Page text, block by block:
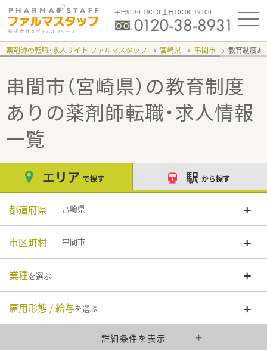
平日9：30-19：00 土日10：00-19：00
薬剤師の転職・求人サイト ファルマスタッフ 宮崎県 串間市 教育制度
串間市（宮崎県）の教育制度
あり の薬剤師転職・求人情報
一覧
エリア で探す 駅 から探す
都道府県 宮崎県
市区町村 串間市
業種を選ぶ
雇用形態 / 給与を選ぶ
詳細条件を表示